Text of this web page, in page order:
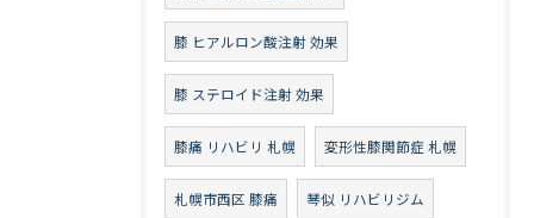
膝 ヒアルロン酸注射 効果
膝 ステロイド注射 効果
膝痛 リハビリ 札幌 変形性膝関節症 札幌
札幌市西区 膝痛 琴似 リハビリジム